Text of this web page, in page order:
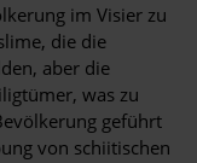
im Visier zu
die die
aber die
was zu
geführt
von schiitischen